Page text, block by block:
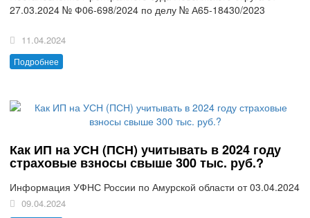
27.03.2024 № Ф06-698/2024 по делу № А65-18430/2023
11.04.2024
Подробнее
Как ИП на УСН (ПСН) учитывать в 2024 году
страховые взносы свыше 300 тыс. руб.?
Информация УФНС России по Амурской области от 03.04.2024
09.04.2024